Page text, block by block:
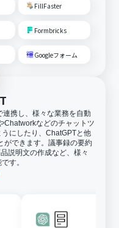
FillFaster
Formbricks
Googleフォーム
連携し、様々な業務を自動
Chatworkなどのチャットツ
にしたり、ChatGPTと他
ができます。議事録の要約
説明文の作成など、様々
す。